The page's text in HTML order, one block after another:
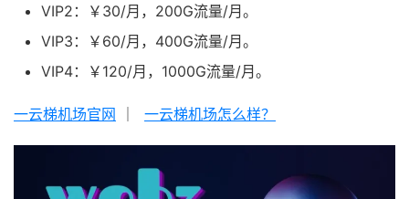
VIP2：￥30/月，200G流量/月。
VIP3：￥60/月，400G流量/月。
VIP4：￥120/月，1000G流量/月。
一云梯机场官网 一云梯机场怎么样？